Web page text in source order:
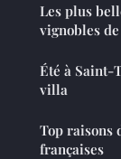
Les plus
vignobles
Été à Saint-
villa
Top raisons
françaises